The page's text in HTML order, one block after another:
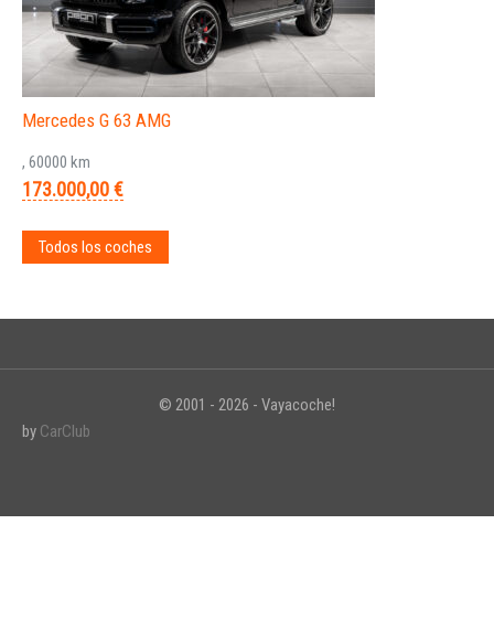
Mercedes G 63 AMG
, 60000 km
173.000,00 €
Todos los coches
© 2001 - 2026 - Vayacoche!
by CarClub